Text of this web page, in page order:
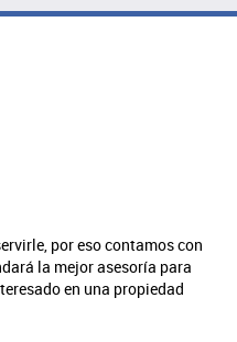
por eso contamos con
la mejor asesoría para
en una propiedad